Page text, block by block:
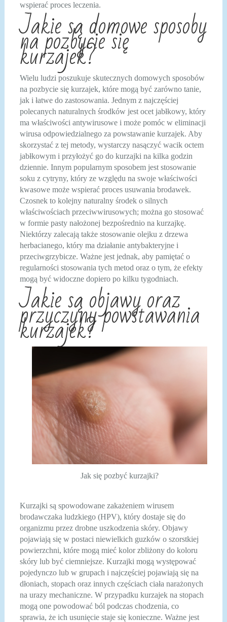
wspierać proces leczenia.
Jakie są domowe sposoby
na pozbycie się
kurzajek?
Wielu ludzi poszukuje skutecznych domowych sposobów
na pozbycie się kurzajek, które mogą być zarówno tanie,
jak i łatwe do zastosowania. Jednym z najczęściej
polecanych naturalnych środków jest ocet jabłkowy, który
ma właściwości antywirusowe i może pomóc w eliminacji
wirusa odpowiedzialnego za powstawanie kurzajek. Aby
skorzystać z tej metody, wystarczy nasączyć wacik octem
jabłkowym i przyłożyć go do kurzajki na kilka godzin
dziennie. Innym popularnym sposobem jest stosowanie
soku z cytryny, który ze względu na swoje właściwości
kwasowe może wspierać proces usuwania brodawek.
Czosnek to kolejny naturalny środek o silnych
właściwościach przeciwwirusowych; można go stosować
w formie pasty nałożonej bezpośrednio na kurzajkę.
Niektórzy zalecają także stosowanie olejku z drzewa
herbacianego, który ma działanie antybakteryjne i
przeciwgrzybicze. Ważne jest jednak, aby pamiętać o
regularności stosowania tych metod oraz o tym, że efekty
mogą być widoczne dopiero po kilku tygodniach.
Jakie są objawy oraz
przyczyny powstawania
kurzajek?
Jak się pozbyć kurzajki?
Kurzajki są spowodowane zakażeniem wirusem
brodawczaka ludzkiego (HPV), który dostaje się do
organizmu przez drobne uszkodzenia skóry. Objawy
pojawiają się w postaci niewielkich guzków o szorstkiej
powierzchni, które mogą mieć kolor zbliżony do koloru
skóry lub być ciemniejsze. Kurzajki mogą występować
pojedynczo lub w grupach i najczęściej pojawiają się na
dłoniach, stopach oraz innych częściach ciała narażonych
na urazy mechaniczne. W przypadku kurzajek na stopach
mogą one powodować ból podczas chodzenia, co
sprawia, że ich usunięcie staje się konieczne. Ważne jest